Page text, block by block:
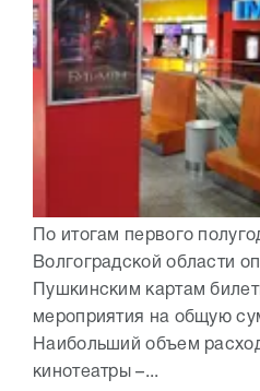
По итогам первого
Волгоградской области
Пушкинским картам
мероприятия на общую
Наибольший объем
кинотеатры –...